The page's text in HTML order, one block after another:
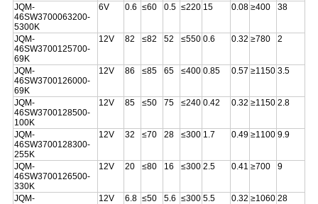
リ
シ
ー
JQM-
46SW3700063200-
5300K
6V 0.6 ≤60 0.5 ≤220 15 0.08 ≥400 38
JQM-
46SW3700125700-
69K
12V 82 ≤82 52 ≤550 0.6 0.32 ≥780 2
JQM-
46SW3700126000-
69K
12V 86 ≤85 65 ≤400 0.85 0.57 ≥1150 3.5
JQM-
46SW3700128500-
100K
12V 85 ≤50 75 ≤240 0.42 0.32 ≥1150 2.8
JQM-
46SW3700128300-
255K
12V 32 ≤70 28 ≤300 1.7 0.49 ≥1100 9.9
JQM-
46SW3700126500-
330K
12V 20 ≤80 16 ≤300 2.5 0.41 ≥700 9
JQM-
12V 6.8 ≤50 5.6 ≤300 5.5 0.32 ≥1060 28